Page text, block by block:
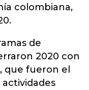
colombiana,
de
2020 con
que fueron el